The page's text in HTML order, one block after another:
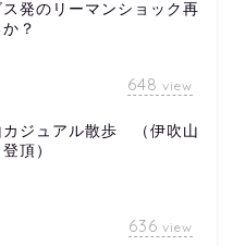
ス発のリーマンショック再
？
648 view
カジュアル散歩 （伊吹山
頂）
636 view